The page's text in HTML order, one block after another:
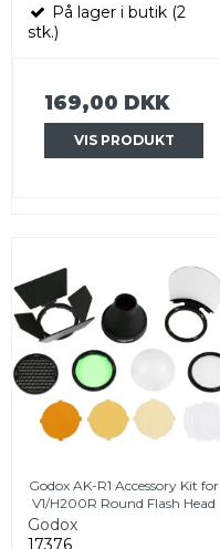
På lager i butik (2
stk.)
169,00 DKK
VIS PRODUKT
Godox AK-R1 Accessory Kit for
V1/H200R Round Flash Head
Godox
17376